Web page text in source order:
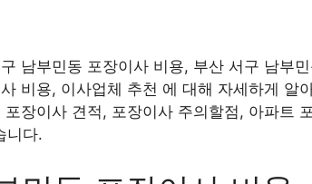
남부민동 포장이사 비용, 부산 서구 남부
비용, 이사업체 추천 에 대해 자세하게
장이사 견적, 포장이사 주의할점, 아파트
니다.